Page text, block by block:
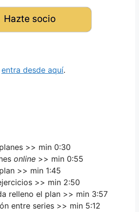
Hazte socio
entra desde aquí.
>> min 0:30
online >> min 0:55
>> min 1:45
>> min 2:50
relleno el plan >> min 3:57
entre series >> min 5:12